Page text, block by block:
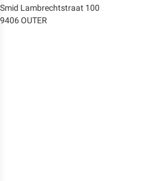
Smid Lambrechtstraat 100
9406 OUTER